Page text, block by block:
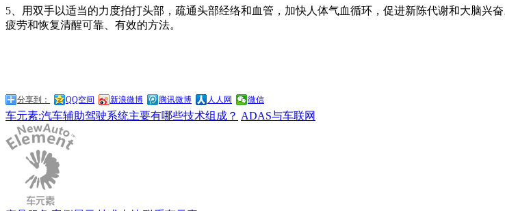
5、用双手以适当的力度拍打头部，疏通头部经络和血管，加快人体气血循环，促进新陈代谢和大脑
疲劳和恢复清醒可靠、有效的方法。
分享到： QQ空间 新浪微博 腾讯微博 人人网 微信
车元素:汽车辅助驾驶系统主要有哪些技术组成？ ADAS与车联网